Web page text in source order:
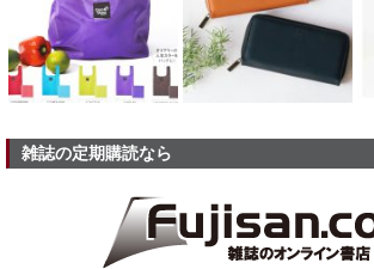
雑誌の定期購読なら